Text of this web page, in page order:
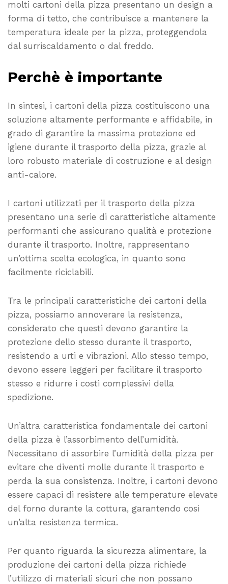
molti cartoni della pizza presentano un design a
forma di tetto, che contribuisce a mantenere la
temperatura ideale per la pizza, proteggendola
dal surriscaldamento o dal freddo.
Perchè è importante
In sintesi, i cartoni della pizza costituiscono una
soluzione altamente performante e affidabile, in
grado di garantire la massima protezione ed
igiene durante il trasporto della pizza, grazie al
loro robusto materiale di costruzione e al design
anti-calore.
I cartoni utilizzati per il trasporto della pizza
presentano una serie di caratteristiche altamente
performanti che assicurano qualità e protezione
durante il trasporto. Inoltre, rappresentano
un’ottima scelta ecologica, in quanto sono
facilmente riciclabili.
Tra le principali caratteristiche dei cartoni della
pizza, possiamo annoverare la resistenza,
considerato che questi devono garantire la
protezione dello stesso durante il trasporto,
resistendo a urti e vibrazioni. Allo stesso tempo,
devono essere leggeri per facilitare il trasporto
stesso e ridurre i costi complessivi della
spedizione.
Un’altra caratteristica fondamentale dei cartoni
della pizza è l’assorbimento dell’umidità.
Necessitano di assorbire l’umidità della pizza per
evitare che diventi molle durante il trasporto e
perda la sua consistenza. Inoltre, i cartoni devono
essere capaci di resistere alle temperature elevate
del forno durante la cottura, garantendo così
un’alta resistenza termica.
Per quanto riguarda la sicurezza alimentare, la
produzione dei cartoni della pizza richiede
l’utilizzo di materiali sicuri che non possano